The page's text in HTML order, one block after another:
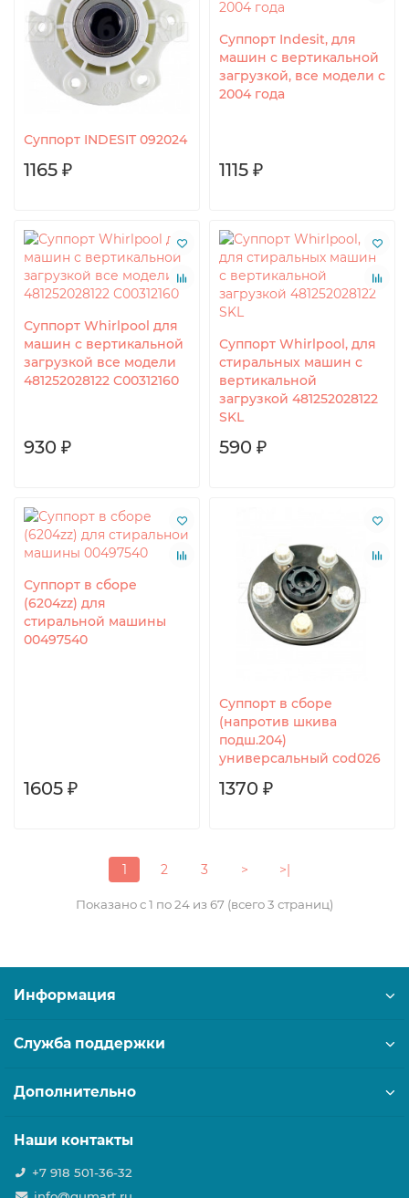
Суппорт INDESIT 092024
1165 ₽
Суппорт Indesit, для
машин с вертикальной
загрузкой, все модели с
2004 года
1115 ₽
Суппорт Whirlpool для
машин с вертикальной
загрузкой все модели
481252028122 C00312160
930 ₽
Суппорт Whirlpool, для
стиральных машин с
вертикальной
загрузкой 481252028122
SKL
590 ₽
Суппорт в сборе
(6204zz) для
стиральной машины
00497540
1605 ₽
Суппорт в сборе
(напротив шкива
подш.204)
универсальный cod026
1370 ₽
1 2 3 > >|
Показано с 1 по 24 из 67 (всего 3 страниц)
Информация
Служба поддержки
Дополнительно
Наши контакты
+7 918 501-36-32